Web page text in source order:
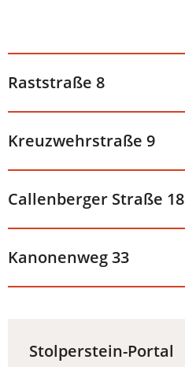
Raststraße 8
Kreuzwehrstraße 9
Callenberger Straße 18
Kanonenweg 33
Stolperstein-Portal